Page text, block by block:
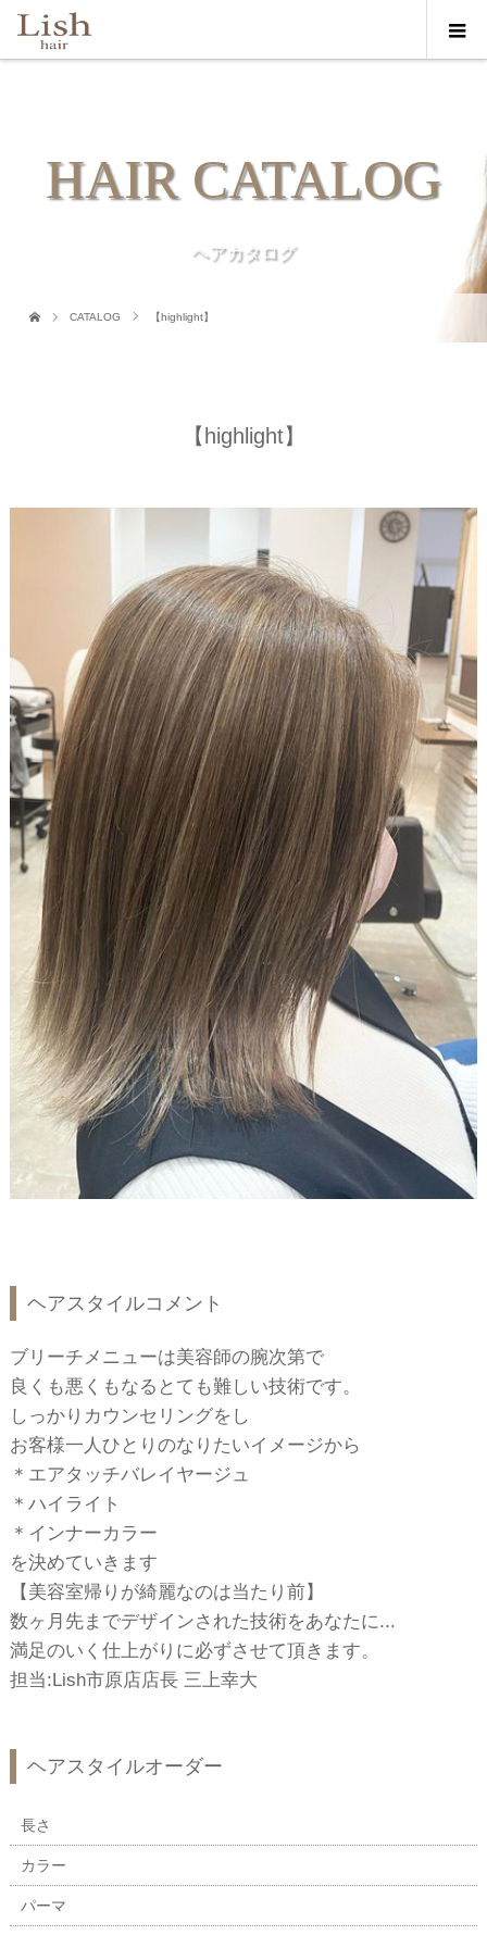
HAIR CATALOG
ヘアカタログ
CATALOG 【highlight】
【highlight】
ヘアスタイルコメント
ブリーチメニューは美容師の腕次第で
良くも悪くもなるとても難しい技術です。
しっかりカウンセリングをし
お客様一人ひとりのなりたいイメージから
＊エアタッチバレイヤージュ
＊ハイライト
＊インナーカラー
を決めていきます
【美容室帰りが綺麗なのは当たり前】
数ヶ月先までデザインされた技術をあなたに...
満足のいく仕上がりに必ずさせて頂きます。
担当:Lish市原店店長 三上幸大
ヘアスタイルオーダー
長さ
カラー
パーマ